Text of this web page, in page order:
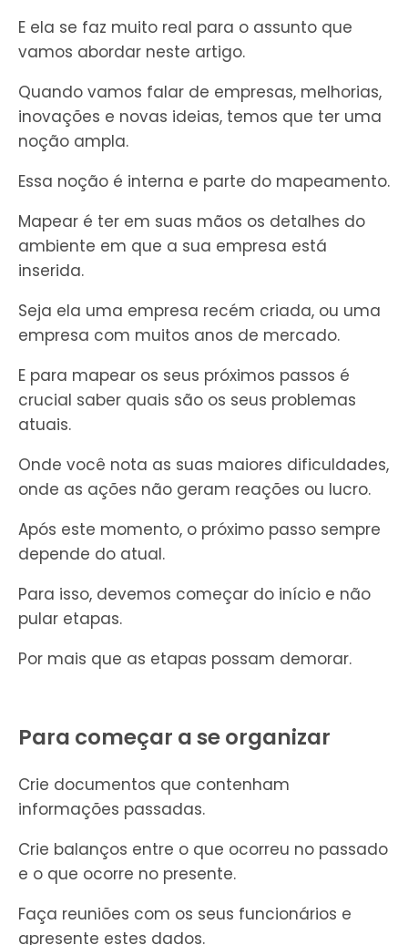
E ela se faz muito real para o assunto que
vamos abordar neste artigo.
Quando vamos falar de empresas, melhorias,
inovações e novas ideias, temos que ter uma
noção ampla.
Essa noção é interna e parte do mapeamento.
Mapear é ter em suas mãos os detalhes do
ambiente em que a sua empresa está
inserida.
Seja ela uma empresa recém criada, ou uma
empresa com muitos anos de mercado.
E para mapear os seus próximos passos é
crucial saber quais são os seus problemas
atuais.
Onde você nota as suas maiores dificuldades,
onde as ações não geram reações ou lucro.
Após este momento, o próximo passo sempre
depende do atual.
Para isso, devemos começar do início e não
pular etapas.
Por mais que as etapas possam demorar.
Para começar a se organizar
Crie documentos que contenham
informações passadas.
Crie balanços entre o que ocorreu no passado
e o que ocorre no presente.
Faça reuniões com os seus funcionários e
apresente estes dados.